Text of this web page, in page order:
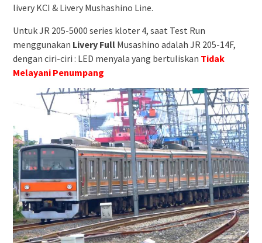
livery KCI & Livery Mushashino Line.
Untuk JR 205-5000 series kloter 4, saat Test Run
menggunakan Livery FullMusashino adalah JR 205-14F,
dengan ciri-ciri : LED menyala yang bertuliskan Tidak
Melayani Penumpang